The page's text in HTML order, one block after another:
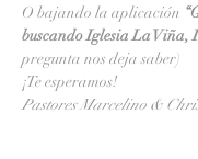
O bajando la aplicación
buscando Iglesia La Viña,
pregunta nos deja saber)
¡Te esperamos!
Pastores Marcelino &